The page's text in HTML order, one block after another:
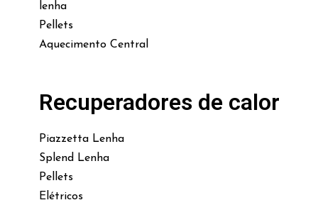
lenha
Pellets
Aquecimento Central
Recuperadores de calor
Piazzetta Lenha
Splend Lenha
Pellets
Elétricos